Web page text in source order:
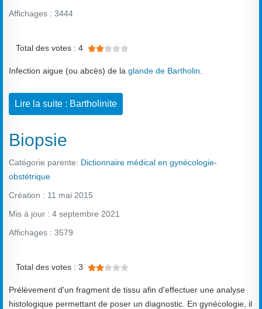
Affichages : 3444
Total des votes : 4
Infection aigue (ou abcès) de la glande de Bartholin
Lire la suite : Bartholinite
Biopsie
Catégorie parente: Dictionnaire médical en gynécologie-
obstétrique
Création : 11 mai 2015
Mis à jour : 4 septembre 2021
Affichages : 3579
Total des votes : 3
Prélèvement d'un fragment de tissu afin d'effectuer une analyse
histologique permettant de poser un diagnostic. En gynécologie, il